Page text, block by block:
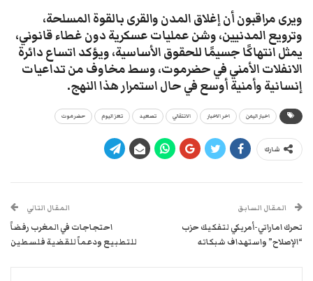
ويرى مراقبون أن إغلاق المدن والقرى بالقوة المسلحة،
وترويع المدنيين، وشن عمليات عسكرية دون غطاء قانوني،
يمثل انتهاكًا جسيمًا للحقوق الأساسية، ويؤكد اتساع دائرة
الانفلات الأمني في حضرموت، وسط مخاوف من تداعيات
إنسانية وأمنية أوسع في حال استمرار هذا النهج.
اخبار اليمن اخر الاخبار الانتقالي تصعيد تعز اليوم حضرموت
شارك
المقال السابق
تحرك اماراتي-أمريكي لتفكيك حزب
“الإصلاح” واستهداف شبكاته
المقال التالي
احتجاجات في المغرب رفضاً
للتطبيع ودعماً للقضية فلسطين